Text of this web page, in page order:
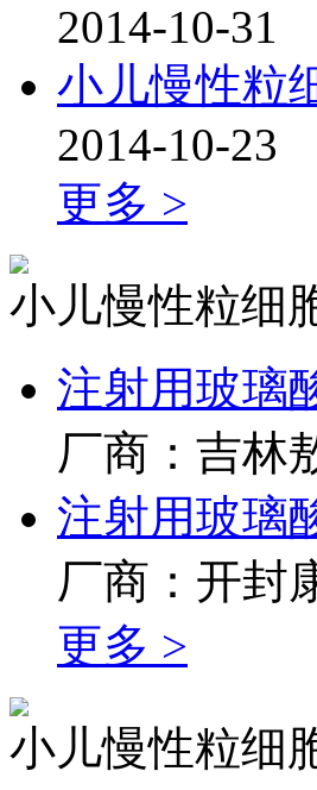
2014-10-31
小儿慢性粒
2014-10-23
更多 >
小儿慢性粒细
注射用玻璃
厂商：吉林
注射用玻璃
厂商：开封
更多 >
小儿慢性粒细